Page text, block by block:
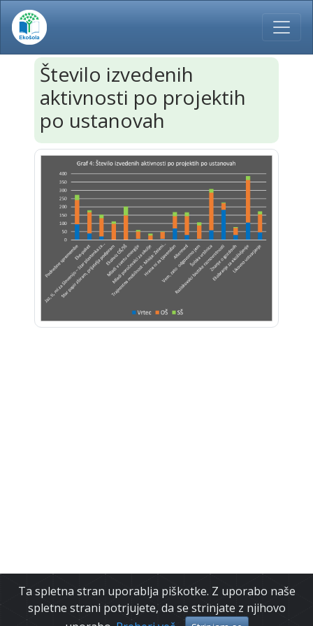
Ta spletna stran uporablja piškotke. Z uporabo naše
spletne strani potrjujete, da se strinjate z njihovo
Število izvedenih
aktivnosti po projektih
po ustanovah